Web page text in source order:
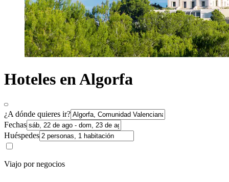
Hoteles en Algorfa
¿A dónde quieres ir?
Fechas
Huéspedes
Viajo por negocios